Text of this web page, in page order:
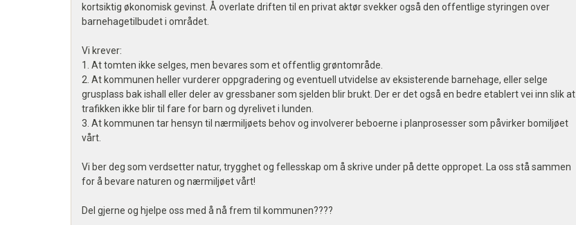
kortsiktig økonomisk gevinst. Å overlate driften til en privat aktør svekker også den offentlige styringen over
barnehagetilbudet i området.
Vi krever:
1. At tomten ikke selges, men bevares som et offentlig grøntområde.
2. At kommunen heller vurderer oppgradering og eventuell utvidelse av eksisterende barnehage, eller selge
grusplass bak ishall eller deler av gressbaner som sjelden blir brukt. Der er det også en bedre etablert vei inn slik at
trafikken ikke blir til fare for barn og dyrelivet i lunden.
3. At kommunen tar hensyn til nærmiljøets behov og involverer beboerne i planprosesser som påvirker bomiljøet
vårt.
Vi ber deg som verdsetter natur, trygghet og fellesskap om å skrive under på dette oppropet. La oss stå sammen
for å bevare naturen og nærmiljøet vårt!
Del gjerne og hjelpe oss med å nå frem til kommunen????